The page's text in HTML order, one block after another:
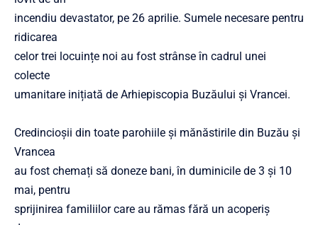
incendiu devastator, pe 26 aprilie. Sumele necesare pentru
ridicarea
celor trei locuințe noi au fost strânse în cadrul unei
colecte
umanitare inițiată de Arhiepiscopia Buzăului și Vrancei.
Credincioșii din toate parohiile și mănăstirile din Buzău și
Vrancea
au fost chemați să doneze bani, în duminicile de 3 și 10
mai, pentru
sprijinirea familiilor care au rămas fără un acoperiș